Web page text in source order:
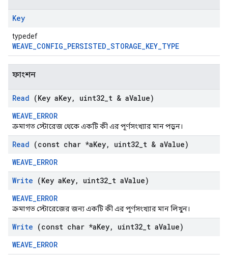
Key
typedef
WEAVE_CONFIG_PERSISTED_STORAGE_KEY_TYPE
ফাংশন
Read (Key aKey, uint32 t & aValue)
WEAVE_ERROR
ক্রমাগত স্টোরেজ থেকে একটি কী এর পূর্ণসংখ্যার মান পড়ুন।
Read (const char *aKey, uint32 t & aValue)
WEAVE_ERROR
Write (Key aKey, uint32 t aValue)
WEAVE_ERROR
ক্রমাগত স্টোরেজের জন্য একটি কী এর পূর্ণসংখ্যার মান লিখুন।
Write (const char *aKey, uint32 t aValue)
WEAVE_ERROR